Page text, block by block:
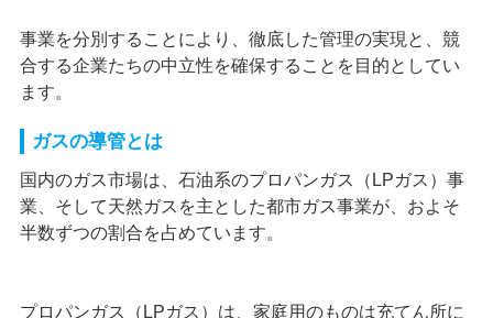
事業を分別することにより、徹底した管理の実現と、競
合する企業たちの中立性を確保することを目的としてい
ます。
ガスの導管とは
国内のガス市場は、石油系のプロパンガス（LPガス）事
業、そして天然ガスを主とした都市ガス事業が、およそ
半数ずつの割合を占めています。
プロパンガス（LPガス）は、家庭用のものは充てん所に